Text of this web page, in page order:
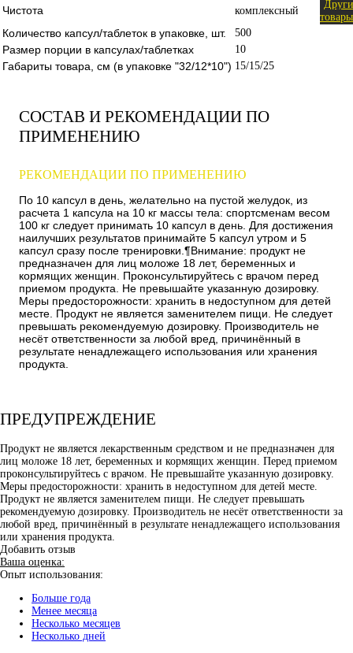
Чистота комплексный
товары
Количество капсул/таблеток в упаковке, шт. 500
Размер порции в капсулах/таблетках 10
Габариты товара, см (в упаковке "32/12*10") 15/15/25
СОСТАВ И РЕКОМЕНДАЦИИ ПО
ПРИМЕНЕНИЮ
РЕКОМЕНДАЦИИ ПО ПРИМЕНЕНИЮ
По 10 капсул в день, желательно на пустой желудок, из
расчета 1 капсула на 10 кг массы тела: спортсменам весом
100 кг следует принимать 10 капсул в день. Для достижения
наилучших результатов принимайте 5 капсул утром и 5
капсул сразу после тренировки.¶Внимание: продукт не
предназначен для лиц моложе 18 лет, беременных и
кормящих женщин. Проконсультируйтесь с врачом перед
приемом продукта. Не превышайте указанную дозировку.
Меры предосторожности: хранить в недоступном для детей
месте. Продукт не является заменителем пищи. Не следует
превышать рекомендуемую дозировку. Производитель не
несёт ответственности за любой вред, причинённый в
результате ненадлежащего использования или хранения
продукта.
ПРЕДУПРЕЖДЕНИЕ
Продукт не является лекарственным средством и не предназначен для
лиц моложе 18 лет, беременных и кормящих женщин. Перед приемом
проконсультируйтесь с врачом. Не превышайте указанную дозировку.
Меры предосторожности: хранить в недоступном для детей месте.
Продукт не является заменителем пищи. Не следует превышать
рекомендуемую дозировку. Производитель не несёт ответственности за
любой вред, причинённый в результате ненадлежащего использования
или хранения продукта.
Добавить отзыв
Ваша оценка:
Опыт использования:
Больше года
Менее месяца
Несколько месяцев
Несколько дней